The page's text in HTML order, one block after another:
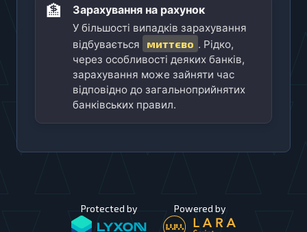
🏦
Зарахування на рахунок
У більшості випадків зарахування
відбувається
миттєво . Рідко,
через особливості деяких банків,
зарахування може зайняти час
відповідно до загальноприйнятих
банківських правил.
Protected by Powered by